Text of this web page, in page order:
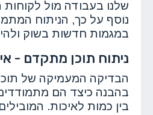
שלנו בעבודה מול לקוחות
נוסף על כך, הניתוח
במגמות חדשות בשוק
ניתוח תוכן מתקדם -
הבדיקה המעמיקה של
בהבנה כיצד הם מתמודדים
בין כמות לאיכות.